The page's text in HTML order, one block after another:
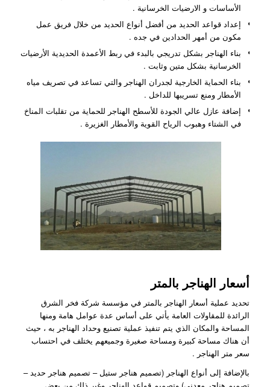
الأساسات و الارضيات الخرسانية .
إعداد قواعد الحديد من أفضل أنواع الحديد من خلال فريق عمل
مكون من أمهر الحدادين في جده .
بناء الهناجر بشكل تدريجي بالبدء في ربط الأعمدة الحديدية الأرضيات
الخرسانية بشكل متين وثابت .
بناء الحماية الخارجية لجدران الهناجر والتي تساعد في تصريف مياه
الأمطار ومنع تسريبها للداخل .
إضافة عازل عالي الجودة للأسطح الهناجر للحماية من تقلبات المناخ
في الشتاء وهبوب الرياح القوية والأمطار الغزيرة .
أسعار الهناجر بالمتر
تحديد عملية أسعار الهناجر بالمتر في مؤسسة شركة فخر الشرق
الرائدة للمقاولات العامة يأتي على أساس عدة عوامل هامة ومنها
المساحة والمكان الذي يتم تنفيذ عملية تصنيع وحداد الهناجر به ، حيث
أن هناك مساحة كبيرة ومساحة صغيرة وجميعهم يختلف في احتساب
سعر متر الهناجر .
بالإضافة إلى أنواع الهناجر (تصميم هناجر ستيل – تصميم هناجر حديد –